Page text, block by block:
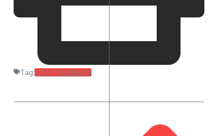
Tag:STOP PELECEHAN